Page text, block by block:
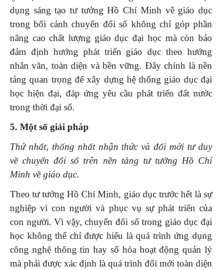
dụng sáng tạo tư tưởng Hồ Chí Minh về giáo dục
trong bối cảnh chuyển đổi số không chỉ góp phần
nâng cao chất lượng giáo dục đại học mà còn bảo
đảm định hướng phát triển giáo dục theo hướng
nhân văn, toàn diện và bền vững. Đây chính là nền
tảng quan trọng để xây dựng hệ thống giáo dục đại
học hiện đại, đáp ứng yêu cầu phát triển đất nước
trong thời đại số.
5. Một số giải pháp
Thứ nhất, thống nhất nhận thức và đổi mới tư duy
về chuyển đổi số trên nền tảng tư tưởng Hồ Chí
Minh về giáo dục.
Theo tư tưởng Hồ Chí Minh, giáo dục trước hết là sự
nghiệp vì con người và phục vụ sự phát triển của
con người. Vì vậy, chuyển đổi số trong giáo dục đại
học không thể chỉ được hiểu là quá trình ứng dụng
công nghệ thông tin hay số hóa hoạt động quản lý
mà phải được xác định là quá trình đổi mới toàn diện